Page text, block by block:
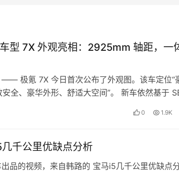
型 7X 外观亮相：2925mm 轴距，一
极氪 7X 今日首次公布了外观图。该车定位“
安全、豪华外形、舒适大空间”。 新车依然基于
0 1.9K
千公里优缺点分析
品的视频，来自韩路的 宝马i5几千公里优缺点